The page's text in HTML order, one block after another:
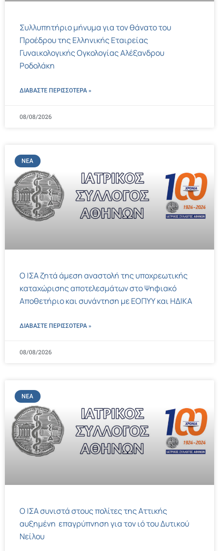
Συλλυπητήριο μήνυμα για τον θάνατο του
Προέδρου της Ελληνικής Εταιρείας
Γυναικολογικής Ογκολογίας Αλέξανδρου
Ροδολάκη
ΔΙΑΒΑΣΤΕ ΠΕΡΙΣΣΌΤΕΡΑ »
08/08/2026
ΝΈΑ
Ο ΙΣΑ ζητά άμεση αναστολή της υποχρεωτικής
καταχώρισης αποτελεσμάτων στο Ψηφιακό
Αποθετήριο και συνάντηση με ΕΟΠΥΥ και ΗΔΙΚΑ
ΔΙΑΒΑΣΤΕ ΠΕΡΙΣΣΌΤΕΡΑ »
08/08/2026
ΝΈΑ
Ο ΙΣΑ συνιστά στους πολίτες της Αττικής
αυξημένη επαγρύπνηση για τον ιό του Δυτικού
Νείλου